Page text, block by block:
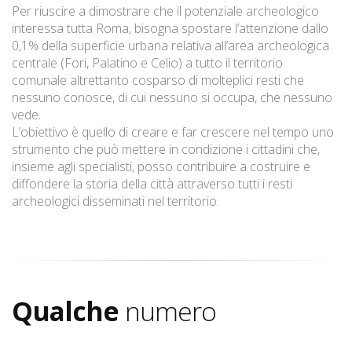
Per riuscire a dimostrare che il potenziale archeologico
interessa tutta Roma, bisogna spostare l’attenzione dallo
0,1% della superficie urbana relativa all’area archeologica
centrale (Fori, Palatino e Celio) a tutto il territorio
comunale altrettanto cosparso di molteplici resti che
nessuno conosce, di cui nessuno si occupa, che nessuno
vede.
L’obiettivo è quello di creare e far crescere nel tempo uno
strumento che può mettere in condizione i cittadini che,
insieme agli specialisti, posso contribuire a costruire e
diffondere la storia della città attraverso tutti i resti
archeologici disseminati nel territorio.
Qualche numero